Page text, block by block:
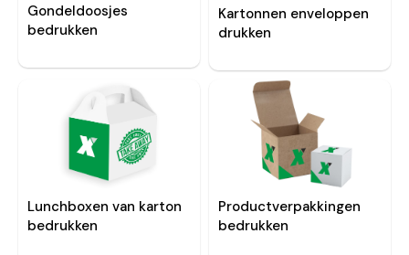
Gondeldoosjes
bedrukken
Kartonnen enveloppen
drukken
Lunchboxen van karton
bedrukken
Productverpakkingen
bedrukken